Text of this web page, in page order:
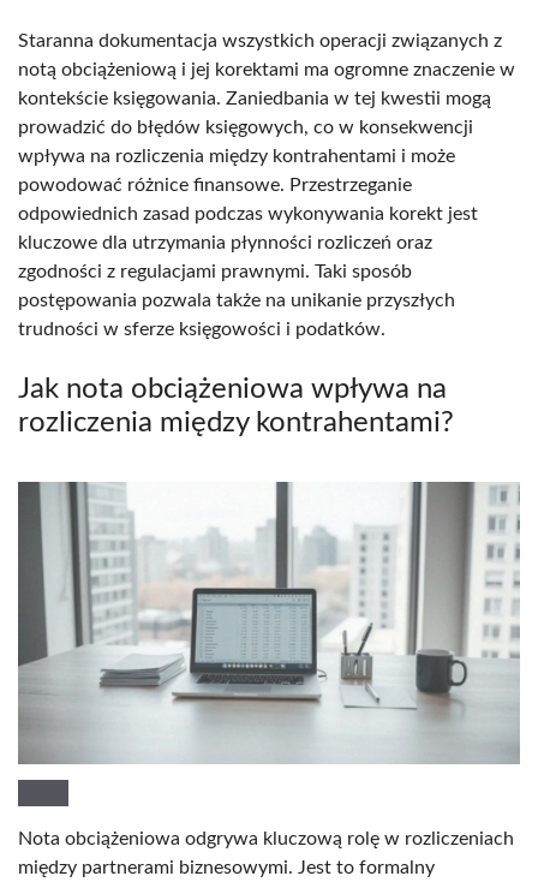
Staranna dokumentacja wszystkich operacji związanych z
notą obciążeniową i jej korektami ma ogromne znaczenie w
kontekście księgowania. Zaniedbania w tej kwestii mogą
prowadzić do błędów księgowych, co w konsekwencji
wpływa na rozliczenia między kontrahentami i może
powodować różnice finansowe. Przestrzeganie
odpowiednich zasad podczas wykonywania korekt jest
kluczowe dla utrzymania płynności rozliczeń oraz
zgodności z regulacjami prawnymi. Taki sposób
postępowania pozwala także na unikanie przyszłych
trudności w sferze księgowości i podatków.
Jak nota obciążeniowa wpływa na
rozliczenia między kontrahentami?
Nota obciążeniowa odgrywa kluczową rolę w rozliczeniach
między partnerami biznesowymi. Jest to formalny